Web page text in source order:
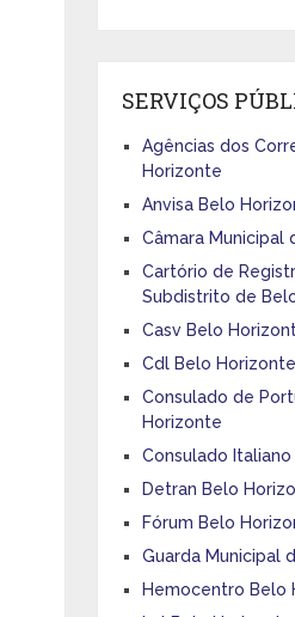
SERVIÇOS
Agências dos
Horizonte
Anvisa Belo
Câmara Municipal
Cartório de
Subdistrito de
Casv Belo
Cdl Belo Horizonte
Consulado de
Horizonte
Consulado
Detran Belo
Fórum Belo
Guarda Municipal
Hemocentro Belo